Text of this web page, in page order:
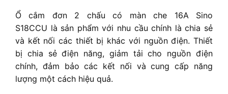
Ổ cắm đơn 2 chấu có màn che 16A Sino
S18CCU là sản phẩm với nhu cầu chính là chia sẻ
và kết nối các thiết bị khác với nguồn điện. Thiết
bị chia sẻ điện năng, giảm tải cho nguồn điện
chính, đảm bảo các kết nối và cung cấp năng
lượng một cách hiệu quả.